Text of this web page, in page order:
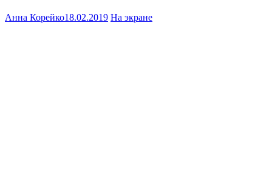
Анна Корейко18.02.2019 На экране